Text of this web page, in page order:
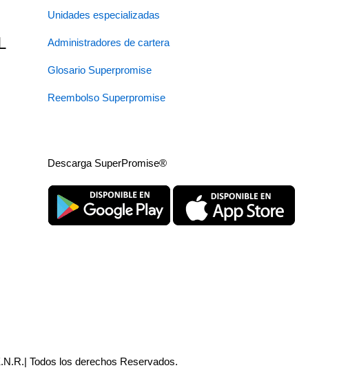
Unidades especializadas
Administradores de cartera
Glosario Superpromise
Reembolso Superpromise
Descarga SuperPromise®
Todos los derechos Reservados.